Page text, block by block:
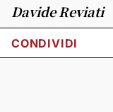
Davide Reviati
CONDIVIDI